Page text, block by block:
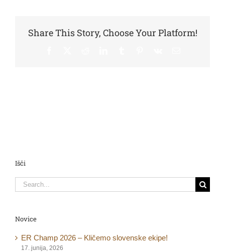
Share This Story, Choose Your Platform!
Išči
Search
for:
Novice
ER Champ 2026 – Kličemo slovenske ekipe!
17. junija, 2026